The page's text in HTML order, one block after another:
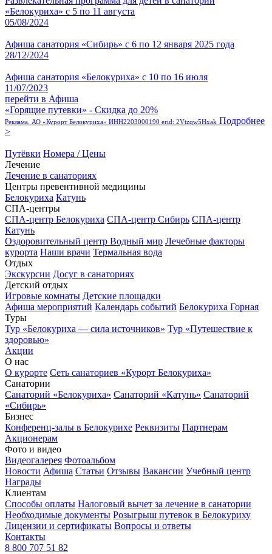
«Белокуриха» с 5 по 11 августа
05/08/2024
Афиша санатория «Сибирь» с 6 по 12 января 2025 года
28/12/2024
Афиша санатория «Белокуриха» с 10 по 16 июля
11/07/2023
перейти в Афиша
«Горящие путевки» - Скидка до 20%
Реклама. АО «Курорт Белокуриха» ИНН2203000190 erid: 2Vtzqw5Hxak Подробнее
>
Путёвки Номера / Цены
Лечение
Лечение в санаториях
Центры превентивной медицины
Белокуриха Катунь
СПА-центры
СПА-центр Белокуриха СПА-центр Сибирь СПА-центр
Катунь
Оздоровительный центр Водный мир Лечебные факторы
курорта Наши врачи Термальная вода
Отдых
Экскурсии Досуг в санаториях
Детский отдых
Игровые комнаты Детские площадки
Афиша мероприятий Календарь событий Белокуриха Горная
Туры
Тур «Белокуриха — сила источников» Тур «Путешествие к
здоровью»
Акции
О нас
О курорте Сеть санаториев «Курорт Белокуриха»
Санатории
Санаторий «Белокуриха» Санаторий «Катунь» Санаторий
«Сибирь»
Бизнес
Конференц-залы в Белокурихе Реквизиты Партнерам
Акционерам
Фото и видео
Видеогалерея Фотоальбом
Новости Афиша Статьи Отзывы Вакансии Учебный центр
Награды
Клиентам
Способы оплаты Налоговый вычет за лечение в санатории
Необходимые документы Розыгрыш путевок в Белокуриху
Лицензии и сертификаты Вопросы и ответы
Контакты
8 800 707 51 82